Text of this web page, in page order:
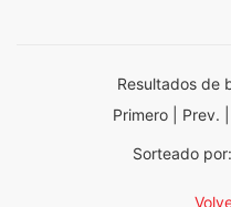
Resultados de
Primero | Prev. |
Sorteado por: